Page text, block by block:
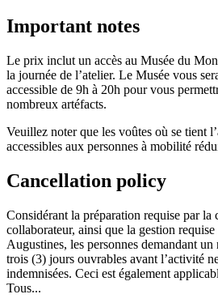
Important notes
Le prix inclut un accès au Musée du
la journée de l’atelier. Le Musée vous
accessible de 9h à 20h pour vous
nombreux artéfacts.
Veuillez noter que les voûtes où se tient
accessibles aux personnes à mobilité
Cancellation policy
Considérant la préparation requise par la
collaborateur, ainsi que la gestion
Augustines, les personnes demandant
trois (3) jours ouvrables avant l’activité
indemnisées. Ceci est également
Tous...